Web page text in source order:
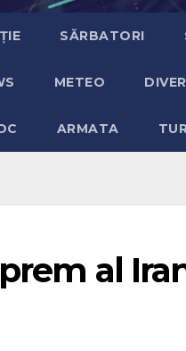
SĂRBATORI
METEO
ARMATA
al